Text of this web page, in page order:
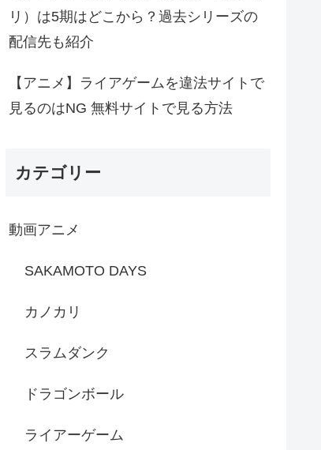
リ）は5期はどこから？過去シリーズの
配信先も紹介
【アニメ】ライアゲームを違法サイトで
見るのはNG 無料サイトで見る方法
カテゴリー
動画アニメ
SAKAMOTO DAYS
カノカリ
スラムダンク
ドラゴンボール
ライアーゲーム